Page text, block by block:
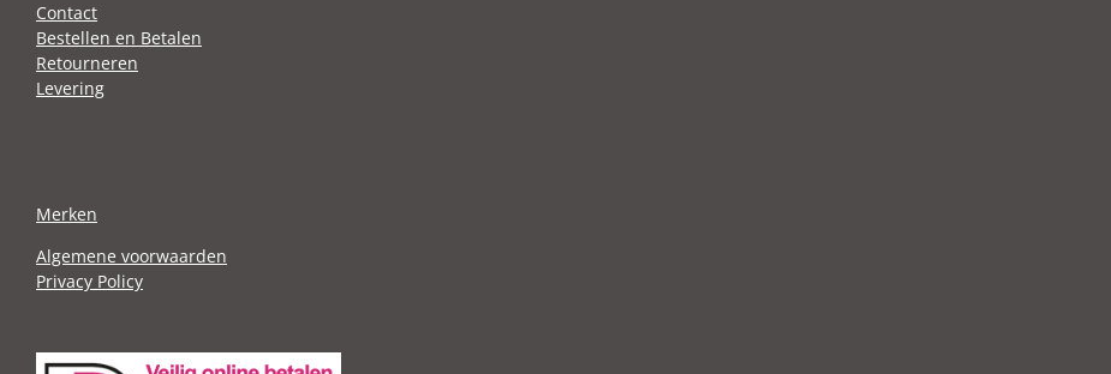
Contact
Bestellen en Betalen
Retourneren
Levering
Merken
Algemene voorwaarden
Privacy Policy